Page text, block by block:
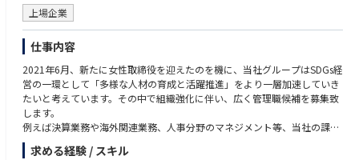
上場企業
仕事内容
2021年6月、新たに女性取締役を迎えたのを機に、当社グループはSDGs経
営の一環として「多様な人材の育成と活躍推進」をより一層加速していき
たいと考えています。その中で組織強化に伴い、広く管理職候補を募集致
します。
例えば決算業務や海外関連業務、人事分野のマネジメント等、当社の課題
感にそって、ご経験に応じ担当業務をお任せを致します。
求める経験 / スキル